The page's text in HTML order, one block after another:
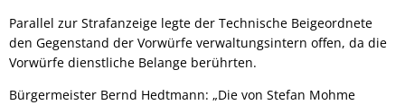
Parallel zur Strafanzeige legte der Technische Beigeordnete
den Gegenstand der Vorwürfe verwaltungsintern offen, da die
Vorwürfe dienstliche Belange berührten.
Bürgermeister Bernd Hedtmann: „Die von Stefan Mohme